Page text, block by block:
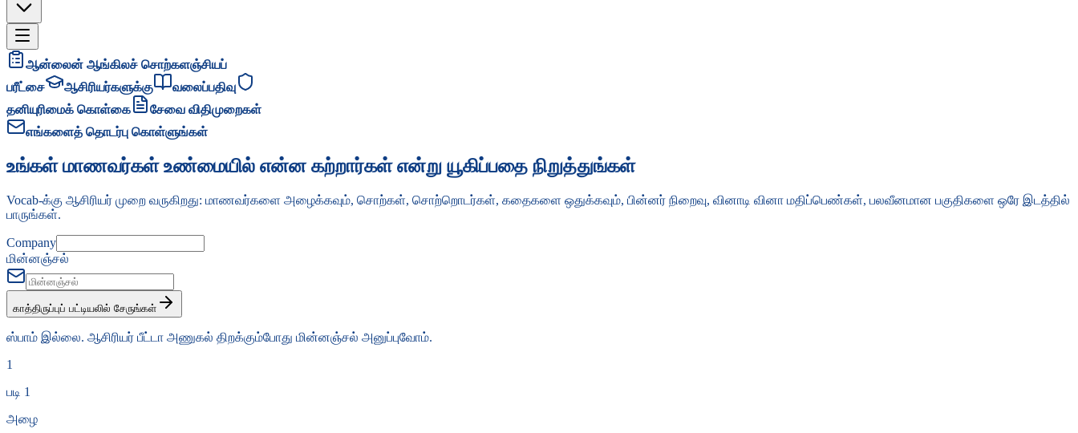
ஆன்லைன் ஆங்கிலச் சொற்களஞ்சியப்
பரீட்சை
ஆசிரியர்களுக்கு
வலைப்பதிவு
தனியுரிமைக் கொள்கை
சேவை விதிமுறைகள்
எங்களைத் தொடர்பு கொள்ளுங்கள்
உங்கள் மாணவர்கள் உண்மையில் என்ன கற்றார்கள் என்று யூகிப்பதை நிறுத்துங்கள்
Vocab-க்கு ஆசிரியர் முறை வருகிறது: மாணவர்களை அழைக்கவும், சொற்கள், சொற்றொடர்கள், கதைகளை ஒதுக்கவும், பின்னர் நிறைவு, வினாடி வினா மதிப்பெண்கள், பலவீனமான பகுதிகளை ஒரே இடத்தில்
பாருங்கள்.
Company
மின்னஞ்சல்
காத்திருப்புப் பட்டியலில் சேருங்கள்
ஸ்பாம் இல்லை. ஆசிரியர் பீட்டா அணுகல் திறக்கும்போது மின்னஞ்சல் அனுப்புவோம்.
1
படி 1
அழை